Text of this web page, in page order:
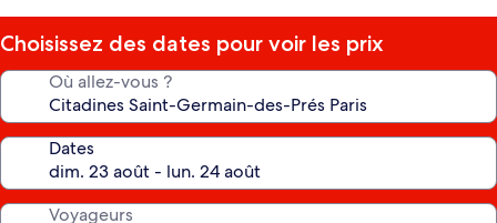
Choisissez des dates pour voir les prix
Où allez-vous ?
Dates
Voyageurs